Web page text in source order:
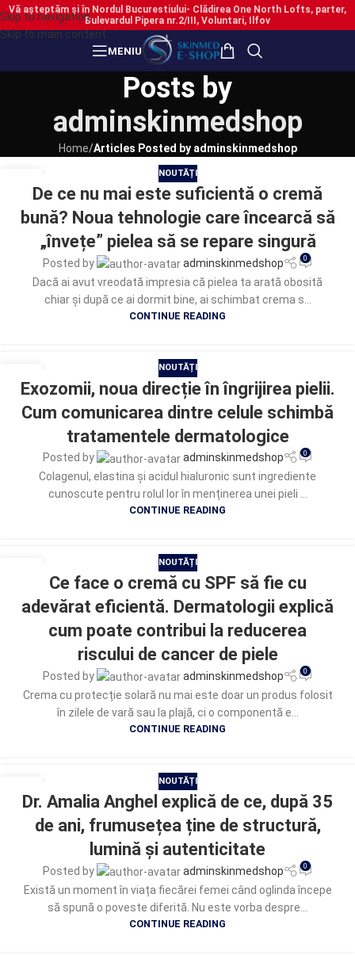
Skip to navigation
Skip to main content
Vă așteptăm și în Nordul Bucurestiului- Clădirea One North Lofts, parter,
Bulevardul Pipera nr.2/III, Voluntari, Ilfov
MENIU
Posts by
adminskinmedshop
Home/Articles Posted by adminskinmedshop
NOUTĂȚI
De ce nu mai este suficientă o cremă
bună? Noua tehnologie care încearcă să
„învețe” pielea să se repare singură
Posted by adminskinmedshop 0
Dacă ai avut vreodată impresia că pielea ta arată obosită
chiar și după ce ai dormit bine, ai schimbat crema s...
CONTINUE READING
19
IUL.
NOUTĂȚI
Exozomii, noua direcție în îngrijirea pielii.
Cum comunicarea dintre celule schimbă
tratamentele dermatologice
Posted by adminskinmedshop 0
Colagenul, elastina și acidul hialuronic sunt ingrediente
cunoscute pentru rolul lor în menținerea unei pieli ...
CONTINUE READING
NOUTĂȚI
Ce face o cremă cu SPF să fie cu
adevărat eficientă. Dermatologii explică
cum poate contribui la reducerea
riscului de cancer de piele
Posted by adminskinmedshop 0
Crema cu protecție solară nu mai este doar un produs folosit
în zilele de vară sau la plajă, ci o componentă e...
CONTINUE READING
09
IUL.
NOUTĂȚI
Dr. Amalia Anghel explică de ce, după 35
de ani, frumusețea ține de structură,
lumină și autenticitate
Posted by adminskinmedshop 0
Există un moment în viața fiecărei femei când oglinda începe
să spună o poveste diferită. Nu este vorba despre...
CONTINUE READING